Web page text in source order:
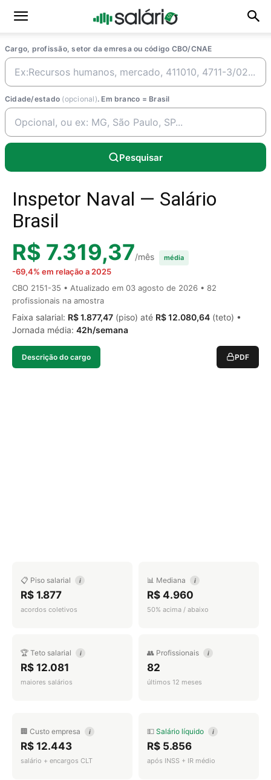
Cargo, profissão, setor da emresa ou código CBO/CNAE
Cidade/estado (opcional). Em branco = Brasil
Pesquisar
Inspetor Naval — Salário
Brasil
R$ 7.319,37/mês média
-69,4% em relação a 2025
CBO 2151-35 • Atualizado em 03 agosto de 2026 • 82
profissionais na amostra
Faixa salarial: R$ 1.877,47 (piso) até R$ 12.080,64 (teto) •
Jornada média: 42h/semana
Descrição do cargo PDF
📋 Piso salarial i
R$ 1.877
acordos coletivos
📊 Mediana i
R$ 4.960
50% acima / abaixo
🏆 Teto salarial i
R$ 12.081
maiores salários
👥 Profissionais i
82
últimos 12 meses
🏢 Custo empresa i
R$ 12.443
salário + encargos CLT
💵 Salário líquido i
R$ 5.856
após INSS + IR médio